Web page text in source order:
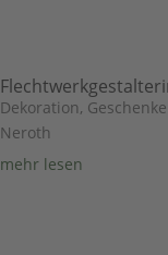
Dekoration,
Neroth
mehr lesen